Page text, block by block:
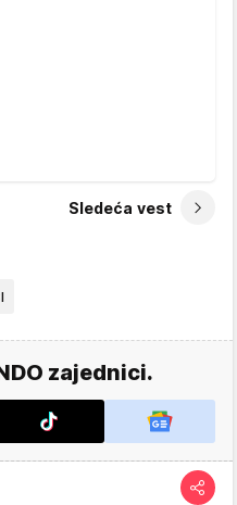
Sledeća vest
zajednici.